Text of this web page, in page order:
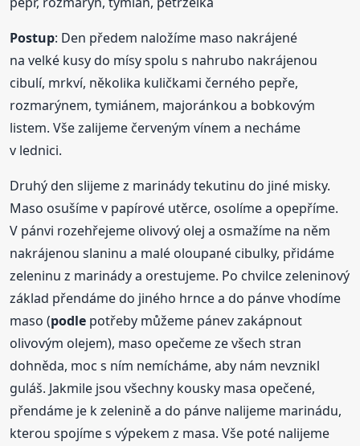
Postup: Den předem naložíme maso nakrájené
na velké kusy do mísy spolu s nahrubo nakrájenou
cibulí, mrkví, několika kuličkami černého pepře,
rozmarýnem, tymiánem, majoránkou a bobkovým
listem. Vše zalijeme červeným vínem a necháme
v lednici.
Druhý den slijeme z marinády tekutinu do jiné misky.
Maso osušíme v papírové utěrce, osolíme a opepříme.
V pánvi rozehřejeme olivový olej a osmažíme na něm
nakrájenou slaninu a malé oloupané cibulky, přidáme
zeleninu z marinády a orestujeme. Po chvilce zeleninový
základ přendáme do jiného hrnce a do pánve vhodíme
maso (podle potřeby můžeme pánev zakápnout
olivovým olejem), maso opečeme ze všech stran
dohněda, moc s ním nemícháme, aby nám nevznikl
guláš. Jakmile jsou všechny kousky masa opečené,
přendáme je k zelenině a do pánve nalijeme marinádu,
kterou spojíme s výpekem z masa. Vše poté nalijeme